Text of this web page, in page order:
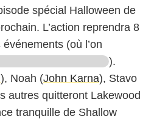
spécial Halloween de
L’action reprendra 8
(où l’on
).
), Noah (John Karna), Stavo
autres quitteront Lakewood
tranquille de Shallow